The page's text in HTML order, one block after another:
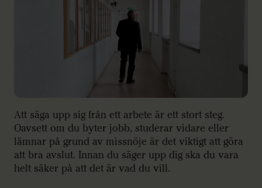
Att säga upp sig från ett arbete är ett stort steg.
Oavsett om du byter jobb, studerar vidare eller
lämnar på grund av missnöje är det viktigt att göra
att bra avslut. Innan du säger upp dig ska du vara
helt säker på att det är vad du vill.